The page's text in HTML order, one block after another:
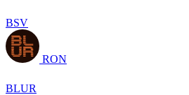
BSV
RON
BLUR